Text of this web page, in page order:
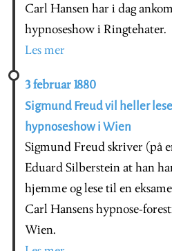
Carl Hansen har i dag
hypnoseshow i Ringtehater.
Les mer
3 februar 1880
Sigmund Freud vil heller
hypnoseshow i Wien
Sigmund Freud skriver (på
Eduard Silberstein at han
hjemme og lese til en
Carl Hansens hypnose-
Wien.